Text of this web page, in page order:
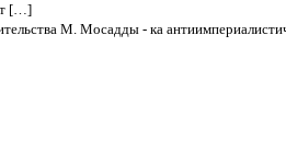
[…]
М. Мосадды - ка